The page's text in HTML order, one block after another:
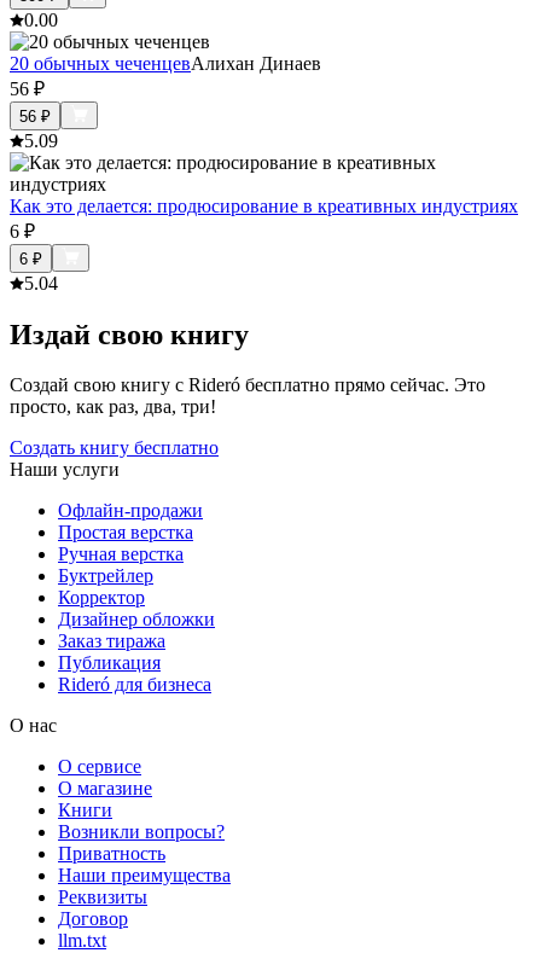
0.00
20 обычных чеченцевАлихан Динаев
56 ₽
56 ₽
5.09
Как это делается: продюсирование в креативных индустриях
6 ₽
6 ₽
5.04
Издай свою книгу
Создай свою книгу с Rideró бесплатно прямо сейчас. Это
просто, как раз, два, три!
Создать книгу бесплатно
Наши услуги
Офлайн-продажи
Простая верстка
Ручная верстка
Буктрейлер
Корректор
Дизайнер обложки
Заказ тиража
Публикация
Rideró для бизнеса
О нас
О сервисе
О магазине
Книги
Возникли вопросы?
Приватность
Наши преимущества
Реквизиты
Договор
llm.txt